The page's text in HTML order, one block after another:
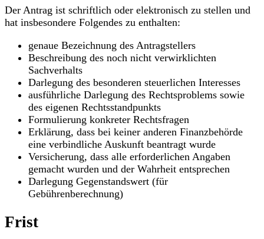
Der Antrag ist schriftlich oder elektronisch zu stellen und
hat insbesondere Folgendes zu enthalten:
genaue Bezeichnung des Antragstellers
Beschreibung des noch nicht verwirklichten
Sachverhalts
Darlegung des besonderen steuerlichen Interesses
ausführliche Darlegung des Rechtsproblems sowie
des eigenen Rechtsstandpunkts
Formulierung konkreter Rechtsfragen
Erklärung, dass bei keiner anderen Finanzbehörde
eine verbindliche Auskunft beantragt wurde
Versicherung, dass alle erforderlichen Angaben
gemacht wurden und der Wahrheit entsprechen
Darlegung Gegenstandswert (für
Gebührenberechnung)
Frist